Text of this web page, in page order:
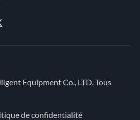
Equipment Co., LTD.Tous
de confidentialité